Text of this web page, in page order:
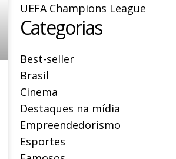
UEFA Champions League
Categorias
Best-seller
Brasil
Cinema
Destaques na mídia
Empreendedorismo
Esportes